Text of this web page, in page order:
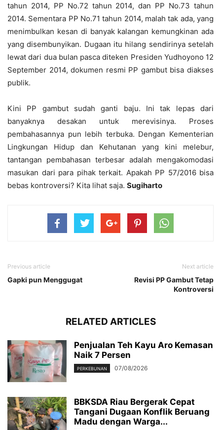
tahun 2014, PP No.72 tahun 2014, dan PP No.73 tahun
2014. Sementara PP No.71 tahun 2014, malah tak ada, yang
menimbulkan kesan di banyak kalangan kemungkinan ada
yang disembunyikan. Dugaan itu hilang sendirinya setelah
lewat dari dua bulan pasca diteken Presiden Yudhoyono 12
September 2014, dokumen resmi PP gambut bisa diakses
publik.
Kini PP gambut sudah ganti baju. Ini tak lepas dari
banyaknya desakan untuk merevisinya. Proses
pembahasannya pun lebih terbuka. Dengan Kementerian
Lingkungan Hidup dan Kehutanan yang kini melebur,
tantangan pembahasan terbesar adalah mengakomodasi
masukan dari para pihak terkait. Apakah PP 57/2016 bisa
bebas kontroversi? Kita lihat saja. Sugiharto
Previous article
Gapki pun Menggugat
Next article
Revisi PP Gambut Tetap
Kontroversi
RELATED ARTICLES
Penjualan Teh Kayu Aro Kemasan
Naik 7 Persen
PERKEBUNAN 07/08/2026
BBKSDA Riau Bergerak Cepat
Tangani Dugaan Konflik Beruang
Madu dengan Warga...